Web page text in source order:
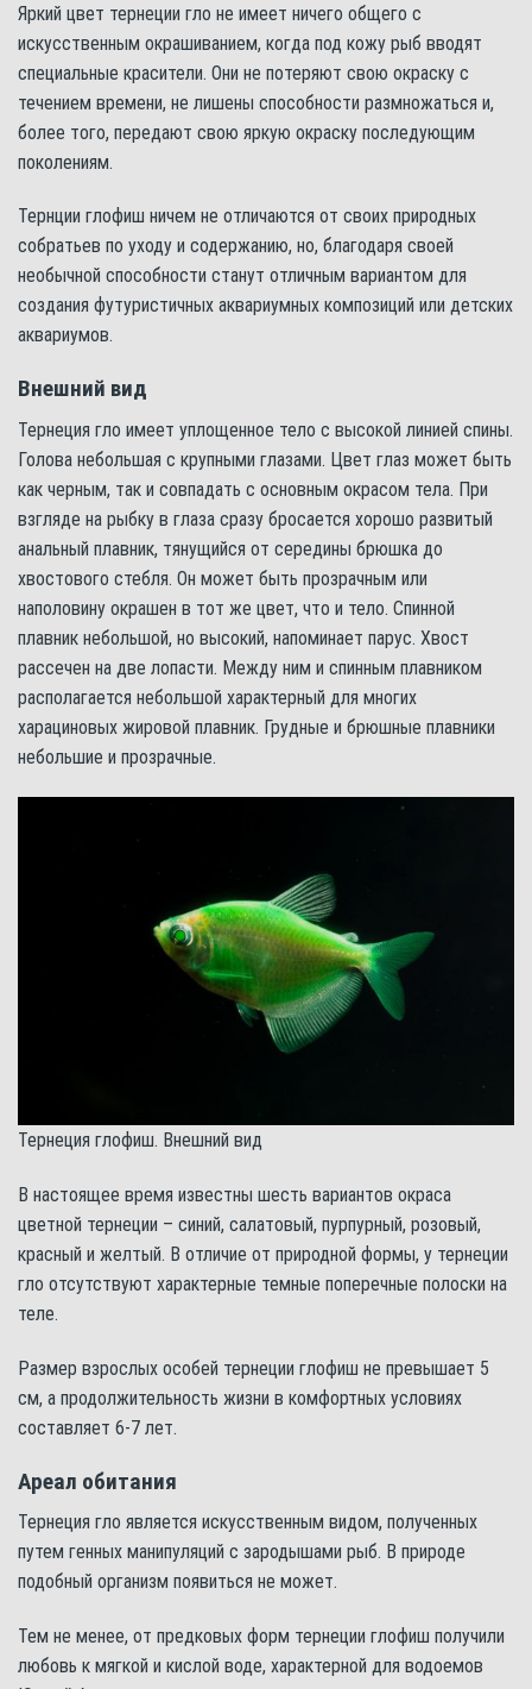
Яркий цвет тернеции гло не имеет ничего общего с
искусственным окрашиванием, когда под кожу рыб вводят
специальные красители. Они не потеряют свою окраску с
течением времени, не лишены способности размножаться и,
более того, передают свою яркую окраску последующим
поколениям.
Тернции глофиш ничем не отличаются от своих природных
собратьев по уходу и содержанию, но, благодаря своей
необычной способности станут отличным вариантом для
создания футуристичных аквариумных композиций или детских
аквариумов.
Внешний вид
Тернеция гло имеет уплощенное тело с высокой линией спины.
Голова небольшая с крупными глазами. Цвет глаз может быть
как черным, так и совпадать с основным окрасом тела. При
взгляде на рыбку в глаза сразу бросается хорошо развитый
анальный плавник, тянущийся от середины брюшка до
хвостового стебля. Он может быть прозрачным или
наполовину окрашен в тот же цвет, что и тело. Спинной
плавник небольшой, но высокий, напоминает парус. Хвост
рассечен на две лопасти. Между ним и спинным плавником
располагается небольшой характерный для многих
харациновых жировой плавник. Грудные и брюшные плавники
небольшие и прозрачные.
Тернеция глофиш. Внешний вид
В настоящее время известны шесть вариантов окраса
цветной тернеции – синий, салатовый, пурпурный, розовый,
красный и желтый. В отличие от природной формы, у тернеции
гло отсутствуют характерные темные поперечные полоски на
теле.
Размер взрослых особей тернеции глофиш не превышает 5
см, а продолжительность жизни в комфортных условиях
составляет 6-7 лет.
Ареал обитания
Тернеция гло является искусственным видом, полученных
путем генных манипуляций с зародышами рыб. В природе
подобный организм появиться не может.
Тем не менее, от предковых форм тернеции глофиш получили
любовь к мягкой и кислой воде, характерной для водоемов